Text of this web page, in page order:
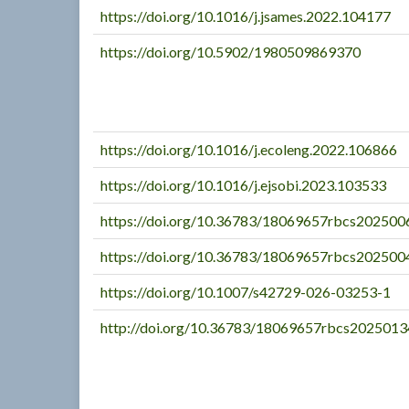
https://doi.org/10.1016/j.jsames.2022.104177
https://doi.org/10.5902/1980509869370
https://doi.org/10.1016/j.ecoleng.2022.106866
https://doi.org/10.1016/j.ejsobi.2023.103533
https://doi.org/10.36783/
https://doi.org/10.36783/
https://doi.org/10.1007/s42729-026-03253-1
http://doi.org/10.36783/